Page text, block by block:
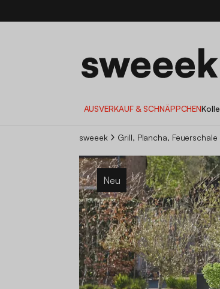
AUSVERKAUF & SCHNÄPPCHEN
sweeek Grill, Plancha, Feuerschale
Neu